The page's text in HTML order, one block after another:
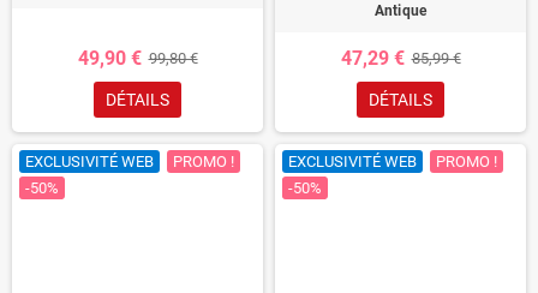
49,90 € 99,80 €
DÉTAILS
Antique
47,29 € 85,99 €
DÉTAILS
EXCLUSIVITÉ WEB
PROMO !
-50%
EXCLUSIVITÉ WEB
PROMO !
-50%